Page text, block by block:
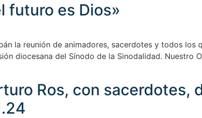
futuro es Dios»
la reunión de animadores, sacerdotes y todos los
diocesana del Sínodo de la Sinodalidad. Nuestro
Ros, con sacerdotes,